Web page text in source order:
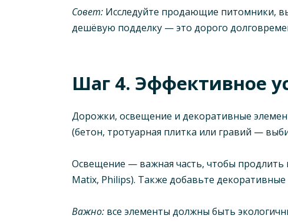
Совет: Исследуйте продающие питомники,
дешёвую подделку — это дорого
Шаг 4. Эффективное
Дорожки, освещение и декоративные
(бетон, тротуарная плитка или гравий —
Освещение — важная часть, чтобы продлить
Matix, Philips). Также добавьте
Важно: все элементы должны быть